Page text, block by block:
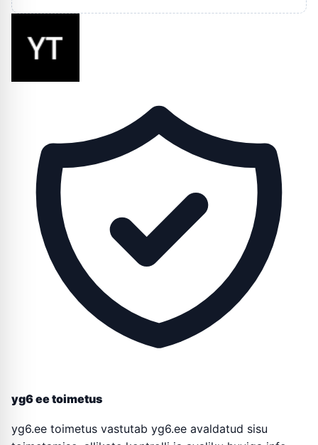
yg6 ee toimetus
yg6.ee toimetus vastutab yg6.ee avaldatud sisu